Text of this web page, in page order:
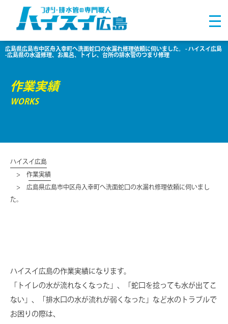
広島県広島市中区舟入幸町へ洗面蛇口の水漏れ修理依頼に伺いました。 - ハイスイ広島
-広島県の水道修理、お風呂、トイレ、台所の排水管のつまり修理
作業実績
WORKS
ハイスイ広島
作業実績
広島県広島市中区舟入幸町へ洗面蛇口の水漏れ修理依頼に伺いまし
た。
ハイスイ広島の作業実績になります。
「トイレの水が流れなくなった」、「蛇口を捻っても水が出てこ
ない」、
「排水口の水が流れが弱くなった」など水のトラブルで
お困りの際は、